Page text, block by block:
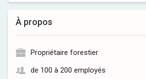
À propos
Propriétaire forestier
de 100 à 200 employés